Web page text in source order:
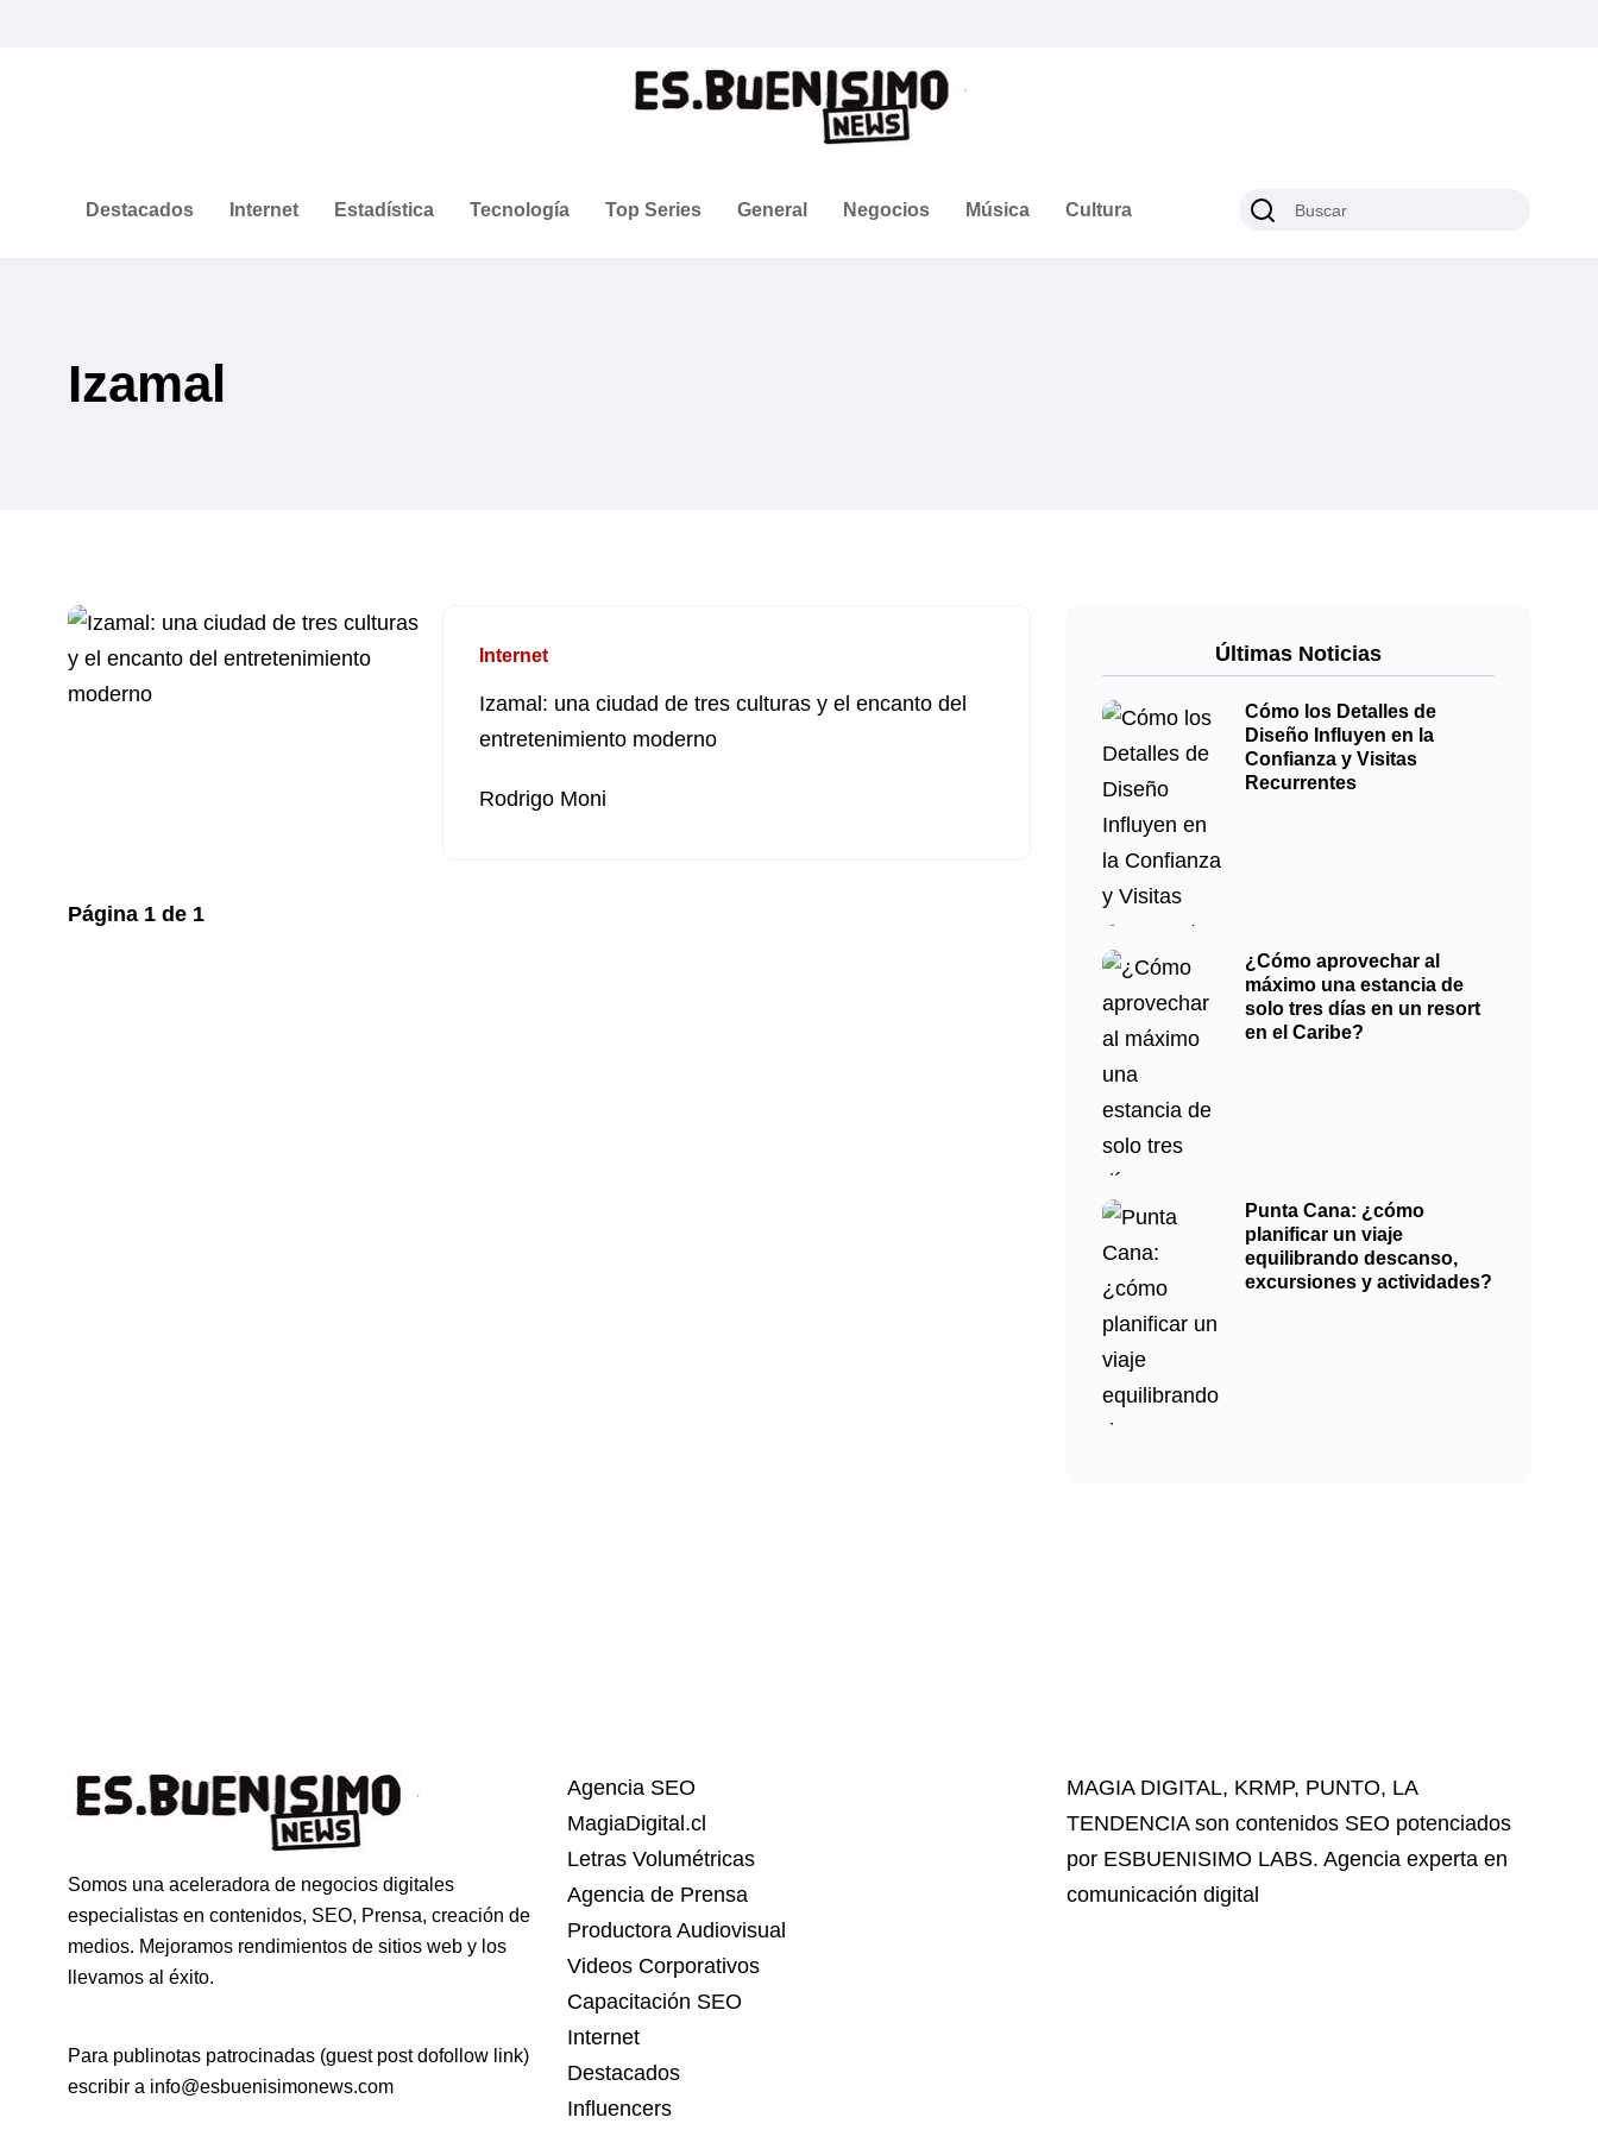
Destacados Internet Estadística Tecnología Top Series General Negocios Música Cultura
Izamal
Internet
Izamal: una ciudad de tres culturas y el encanto del
entretenimiento moderno
Rodrigo Moni
Página 1 de 1
Últimas Noticias
Cómo los Detalles de
Diseño Influyen en la
Confianza y Visitas
Recurrentes
¿Cómo aprovechar al
máximo una estancia de
solo tres días en un resort
en el Caribe?
Punta Cana: ¿cómo
planificar un viaje
equilibrando descanso,
excursiones y actividades?
Somos una aceleradora de negocios digitales
especialistas en contenidos, SEO, Prensa, creación de
medios. Mejoramos rendimientos de sitios web y los
llevamos al éxito.
Para publinotas patrocinadas (guest post dofollow link)
escribir a info@esbuenisimonews.com
Agencia SEO
MagiaDigital.cl
Letras Volumétricas
Agencia de Prensa
Productora Audiovisual
Videos Corporativos
Capacitación SEO
Internet
Destacados
Influencers
MAGIA DIGITAL, KRMP, PUNTO, LA
TENDENCIAson contenidos SEO potenciados
por ESBUENISIMO LABS. Agencia experta en
comunicación digital